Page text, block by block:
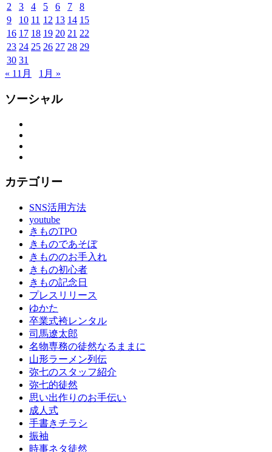
着
物
布
施
弥
七
染
り
2
3 4 5 6 7
8
9
10 11 12 13 14 15
16 17 18 19 20 21 22
23 24 25 26 27 28 29
30 31
« 11月
1月 »
ソーシャル
カテゴリー
SNS活用方法
youtube
きものTPO
きものであそぼ
きもののお手入れ
きもの初心者
きもの記念日
プレスリリース
ゆかた
卒業式袴レンタル
司馬遼太郎
名物専務の徒然なるままに
山形ラーメン列伝
弥七のスタッフ紹介
弥七的徒然
思い出作りのお手伝い
成人式
手書きチラシ
振袖
時事ネタ徒然